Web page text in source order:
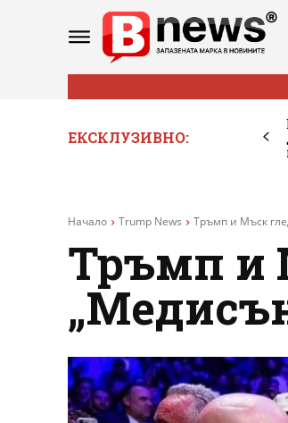
ЕКСКЛУЗИВНО:
Начало Trump News Тръмп и Мъск
Тръмп и